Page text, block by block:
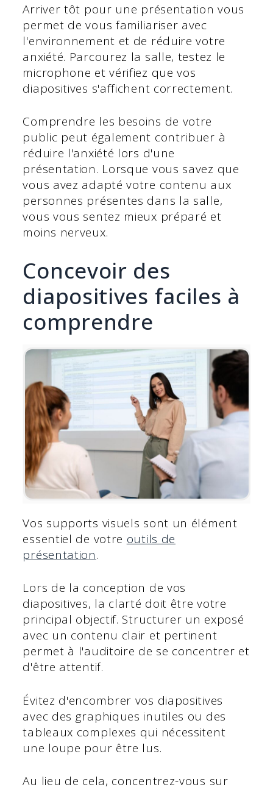
Arriver tôt pour une présentation vous
permet de vous familiariser avec
l'environnement et de réduire votre
anxiété. Parcourez la salle, testez le
microphone et vérifiez que vos
diapositives s'affichent correctement.
Comprendre les besoins de votre
public peut également contribuer à
réduire l'anxiété lors d'une
présentation. Lorsque vous savez que
vous avez adapté votre contenu aux
personnes présentes dans la salle,
vous vous sentez mieux préparé et
moins nerveux.
Concevoir des
diapositives faciles à
comprendre
Vos supports visuels sont un élément
essentiel de votre outils de
présentation.
Lors de la conception de vos
diapositives, la clarté doit être votre
principal objectif. Structurer un exposé
avec un contenu clair et pertinent
permet à l'auditoire de se concentrer et
d'être attentif.
Évitez d'encombrer vos diapositives
avec des graphiques inutiles ou des
tableaux complexes qui nécessitent
une loupe pour être lus.
Au lieu de cela, concentrez-vous sur